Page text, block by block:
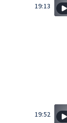
19:13
19:52